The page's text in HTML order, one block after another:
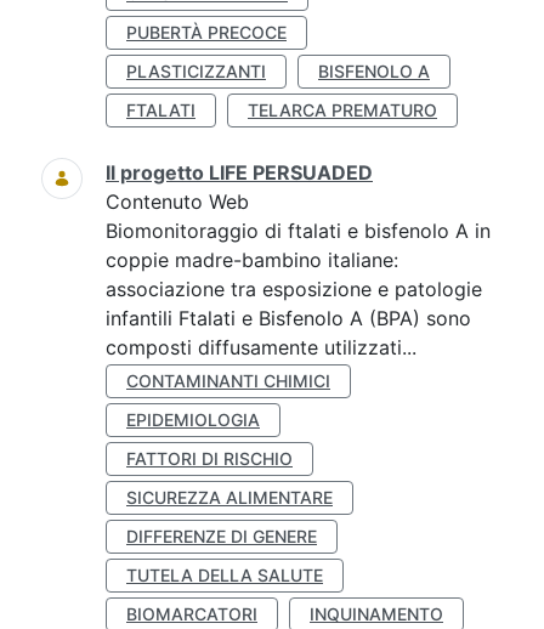
PUBERTÀ PRECOCE
PLASTICIZZANTI
BISFENOLO A
FTALATI
TELARCA PREMATURO
Il progetto LIFE PERSUADED
Contenuto Web
Biomonitoraggio di ftalati e bisfenolo A in
coppie madre-bambino italiane:
associazione tra esposizione e patologie
infantili Ftalati e Bisfenolo A (BPA) sono
composti diffusamente utilizzati...
CONTAMINANTI CHIMICI
EPIDEMIOLOGIA
FATTORI DI RISCHIO
SICUREZZA ALIMENTARE
DIFFERENZE DI GENERE
TUTELA DELLA SALUTE
BIOMARCATORI
INQUINAMENTO